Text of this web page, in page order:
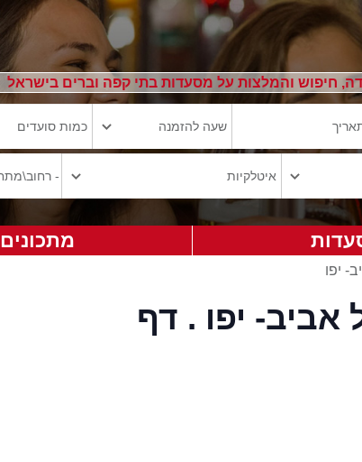
חיפוש והמלצות על מסעדות בתי קפה וברים בישראל
מתכונים
יפו
יפו . דף